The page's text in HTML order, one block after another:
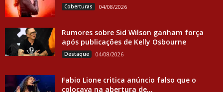
Coberturas 04/08/2026
Rumores sobre Sid Wilson ganham força
após publicações de Kelly Osbourne
Destaque 04/08/2026
Fabio Lione critica anúncio falso que o
colocava na abertura de...